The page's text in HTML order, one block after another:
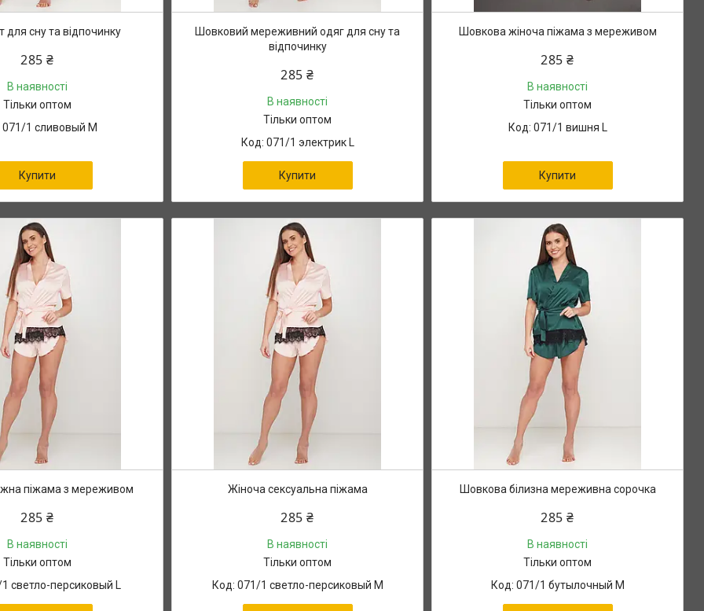
для сну та відпочинку
285 ₴
В наявності
Тільки оптом
071/1 сливовый М
Купити
Шовковий мереживний одяг для сну та
відпочинку
285 ₴
В наявності
Тільки оптом
071/1 электрик L
Купити
Шовкова жіноча піжама з мереживом
285 ₴
В наявності
Тільки оптом
071/1 вишня L
Купити
піжама з мереживом
285 ₴
В наявності
Тільки оптом
светло-персиковый L
Жіноча сексуальна піжама
285 ₴
В наявності
Тільки оптом
071/1 светло-персиковый М
Шовкова білизна мереживна сорочка
285 ₴
В наявності
Тільки оптом
071/1 бутылочный М